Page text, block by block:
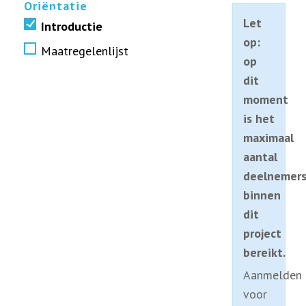
erfemissie Zuidoost Drenthe
Oriëntatie
Introductie
Maatregelenlijst
Let
op:
op
dit
moment
is het
maximaal
aantal
deelnemers
binnen
dit
project
bereikt.
Aanmelden
voor